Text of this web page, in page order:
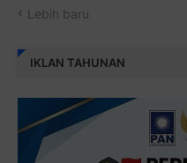
Lebih baru
IKLAN TAHUNAN